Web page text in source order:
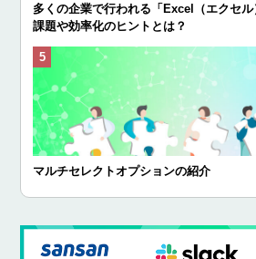
多くの企業で行われる「Excel（エクセル
課題や効率化のヒントとは？
マルチセレクトオプションの紹介